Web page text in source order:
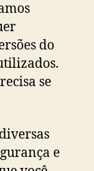
do
se
e